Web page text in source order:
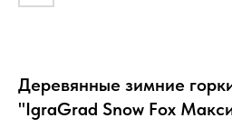
Деревянные зимние
"IgraGrad Snow Fox